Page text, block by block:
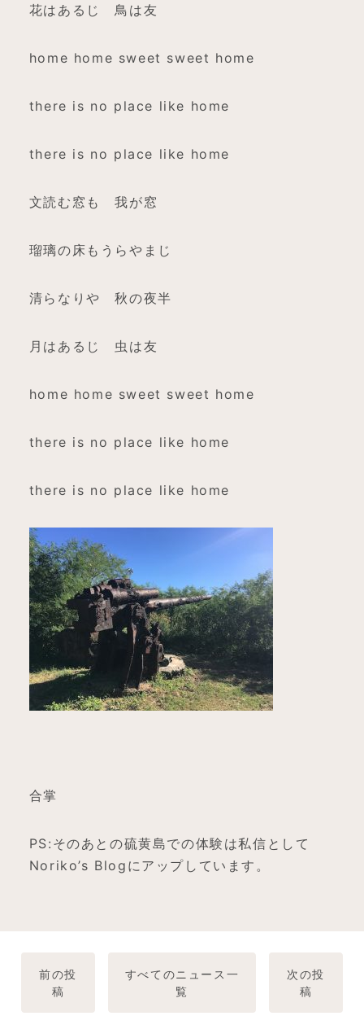
花はあるじ 鳥は友
home home sweet sweet home
there is no place like home
there is no place like home
文読む窓も 我が窓
瑠璃の床もうらやまじ
清らなりや 秋の夜半
月はあるじ 虫は友
home home sweet sweet home
there is no place like home
there is no place like home
合掌
PS:そのあとの硫黄島での体験は私信として
Noriko’s Blogにアップしています。
前の投
稿
すべてのニュース一
覧
次の投
稿